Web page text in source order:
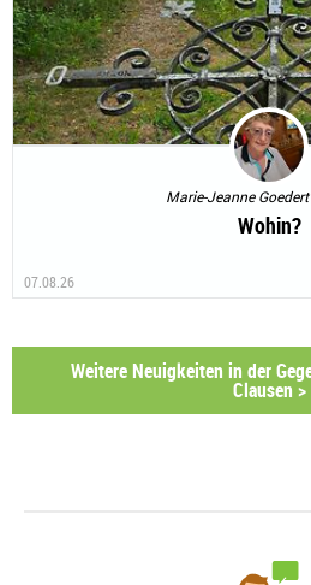
Marie-Jeanne
Wohin?
07.08.26
Weitere Neuigkeiten in der
Clausen >